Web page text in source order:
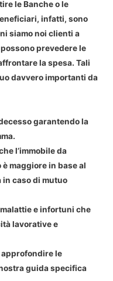
le Banche o le
infatti, sono
siamo noi clienti a
prevedere le
la spesa. Tali
davvero importanti da
garantendo la
l’immobile da
maggiore in base al
in caso di mutuo
e infortuni che
lavorative e
approfondire le
guida specifica